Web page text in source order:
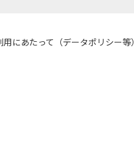
用にあたって（データポリシー等